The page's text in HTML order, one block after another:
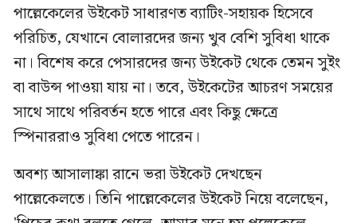
পাল্লেকেলের উইকেট সাধারণত ব্যাটিং-সহায়ক হিসেবে
পরিচিত, যেখানে বোলারদের জন্য খুব বেশি সুবিধা থাকে
না। বিশেষ করে পেসারদের জন্য উইকেট থেকে তেমন সুইং
বা বাউন্স পাওয়া যায় না। তবে, উইকেটের আচরণ সময়ের
সাথে সাথে পরিবর্তন হতে পারে এবং কিছু ক্ষেত্রে
স্পিনাররাও সুবিধা পেতে পারেন।
অবশ্য আসালাঙ্কা রানে ভরা উইকেট দেখছেন
পাল্লেকেলতে। তিনি পাল্লেকেলের উইকেট নিয়ে বলেছেন,